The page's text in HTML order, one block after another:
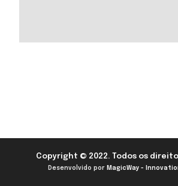
Copyright © 2022. Todos os
Desenvolvido por MagicWay -